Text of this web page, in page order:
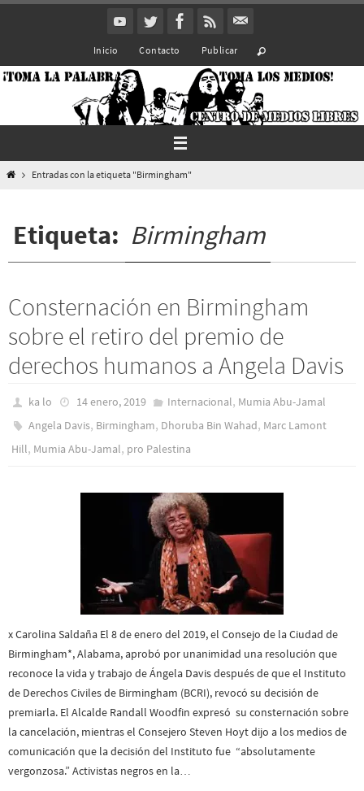
Inicio Contacto Publicar
InicioEntradas con la etiqueta "Birmingham"
Etiqueta: Birmingham
Consternación en Birmingham
sobre el retiro del premio de
derechos humanos a Angela Davis
ka lo 14 enero, 2019 Internacional, Mumia Abu-Jamal
Angela Davis, Birmingham, Dhoruba Bin Wahad, Marc Lamont
Hill, Mumia Abu-Jamal, pro Palestina
x Carolina Saldaña El 8 de enero del 2019, el Consejo de la Ciudad de
Birmingham*, Alabama, aprobó por unanimidad una resolución que
reconoce la vida y trabajo de Ángela Davis después de que el Instituto
de Derechos Civiles de Birmingham (BCRI), revocó su decisión de
premiarla. El Alcalde Randall Woodfin expresó su consternación sobre
la cancelación, mientras el Consejero Steven Hoyt dijo a los medios de
comunicación que la decisión del Instituto fue “absolutamente
vergonzosa.” Activistas negros en la…